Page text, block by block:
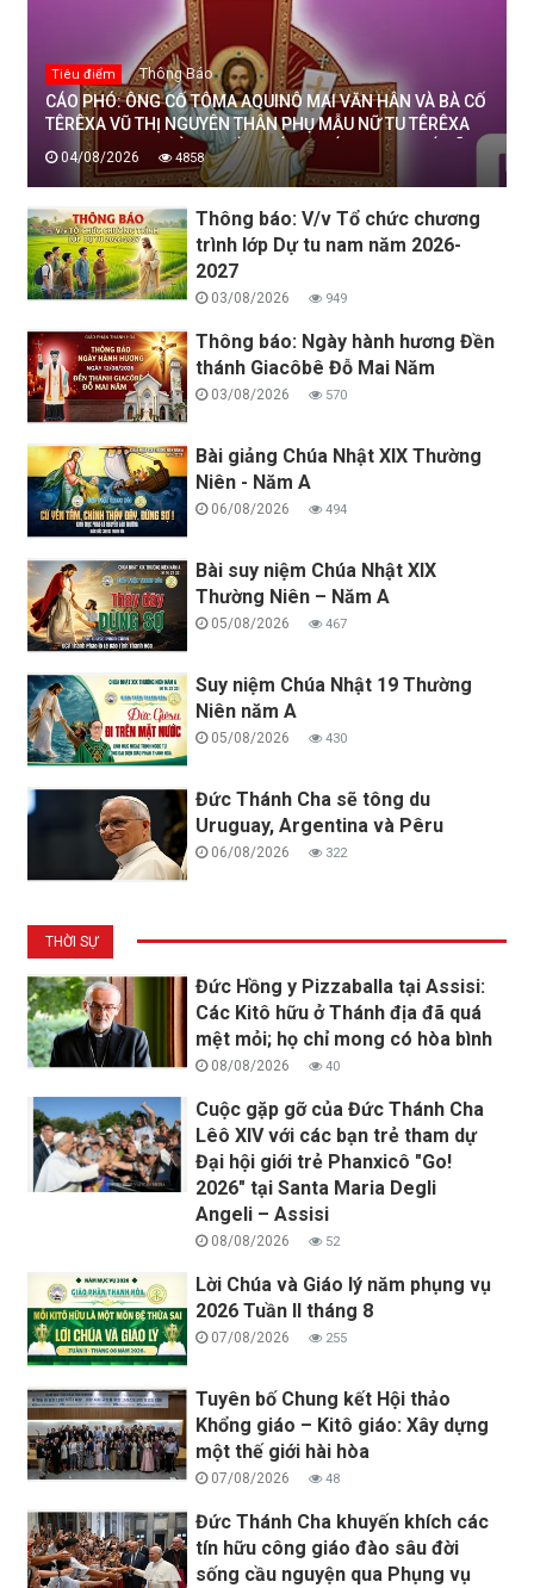
Tiêu điểm Thông Báo
CÁO PHÓ: ÔNG CỐ TÔMA AQUINÔ MAI VĂN HÂN VÀ BÀ CỐ
TÊRÊXA VŨ THỊ NGUYÊN THÂN PHỤ MẪU NỮ TU TÊRÊXA
MAI THỊ THỊNH, DÒNG MẾN THÁNH GIÁ THANH HOÁ ĐÃ
AN NGHỈ TRONG CHÚA, NGÀY 04/08/2026
04/08/2026 4858
Thông báo: V/v Tổ chức chương
trình lớp Dự tu nam năm 2026-
2027
03/08/2026 949
Thông báo: Ngày hành hương Đền
thánh Giacôbê Đỗ Mai Năm
03/08/2026 570
Bài giảng Chúa Nhật XIX Thường
Niên - Năm A
06/08/2026 494
Bài suy niệm Chúa Nhật XIX
Thường Niên – Năm A
05/08/2026 467
Suy niệm Chúa Nhật 19 Thường
Niên năm A
05/08/2026 430
Đức Thánh Cha sẽ tông du
Uruguay, Argentina và Pêru
06/08/2026 322
THỜI SỰ
Đức Hồng y Pizzaballa tại Assisi:
Các Kitô hữu ở Thánh địa đã quá
mệt mỏi; họ chỉ mong có hòa bình
08/08/2026 40
Cuộc gặp gỡ của Đức Thánh Cha
Lêô XIV với các bạn trẻ tham dự
Đại hội giới trẻ Phanxicô "Go!
2026" tại Santa Maria Degli
Angeli – Assisi
08/08/2026 52
Lời Chúa và Giáo lý năm phụng vụ
2026 Tuần II tháng 8
07/08/2026 255
Tuyên bố Chung kết Hội thảo
Khổng giáo – Kitô giáo: Xây dựng
một thế giới hài hòa
07/08/2026 48
Đức Thánh Cha khuyến khích các
tín hữu công giáo đào sâu đời
sống cầu nguyện qua Phụng vụ